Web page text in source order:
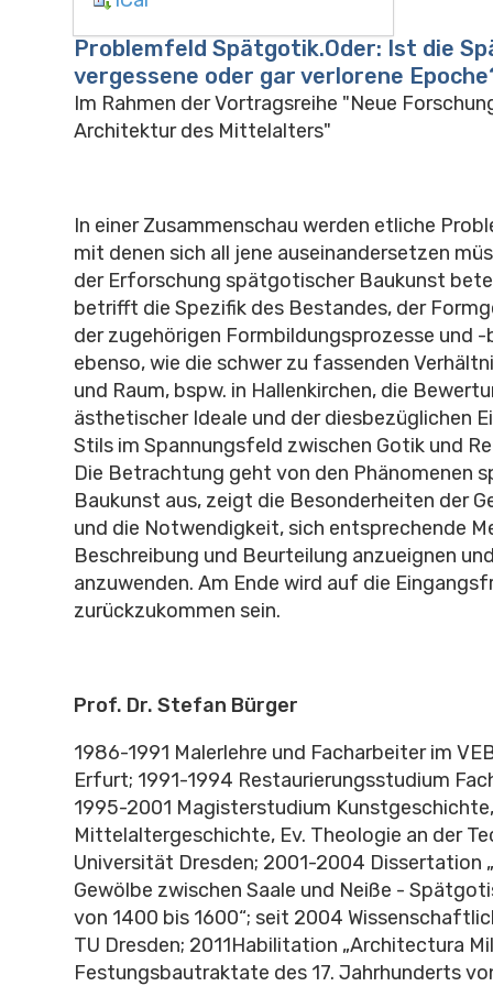
Problemfeld Spätgotik.Oder: Ist die
vergessene oder gar verlorene
Im Rahmen der Vortragsreihe "Neue
Architektur des Mittelalters"
In einer Zusammenschau werden etliche
mit denen sich all jene auseinandersetzen
der Erforschung spätgotischer Baukunst
betrifft die Spezifik des Bestandes, der
der zugehörigen Formbildungsprozesse und
ebenso, wie die schwer zu fassenden
und Raum, bspw. in Hallenkirchen, die
ästhetischer Ideale und der diesbezüglichen
Stils im Spannungsfeld zwischen Gotik und
Die Betrachtung geht von den Phänomenen
Baukunst aus, zeigt die Besonderheiten der
und die Notwendigkeit, sich entsprechende
Beschreibung und Beurteilung anzueignen
anzuwenden. Am Ende wird auf die
zurückzukommen sein.
Prof. Dr. Stefan Bürger
1986-1991 Malerlehre und Facharbeiter im
Erfurt; 1991-1994 Restaurierungsstudium
1995-2001 Magisterstudium Kunstgeschichte,
Mittelaltergeschichte, Ev. Theologie an der
Universität Dresden; 2001-2004 Dissertation
Gewölbe zwischen Saale und Neiße -
von 1400 bis 1600“; seit 2004
TU Dresden; 2011Habilitation „Architectura
Festungsbautraktate des 17. Jahrhunderts